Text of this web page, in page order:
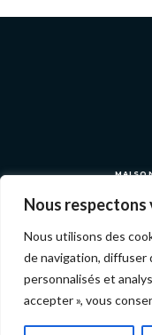
Nous
Nous utilisons des
de navigation, diffuser
personnalisés et
accepter », vous
© 2026 Tous